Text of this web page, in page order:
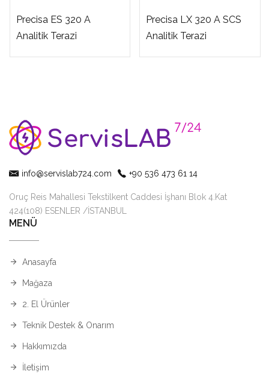
Precisa ES 320 A
Analitik Terazi
Precisa LX 320 A SCS
Analitik Terazi
info@servislab724.com +90 536 473 61 14
Oruç Reis Mahallesi Tekstilkent Caddesi İşhanı Blok 4.Kat
424(108) ESENLER /İSTANBUL
MENÜ
Anasayfa
Mağaza
2. El Ürünler
Teknik Destek & Onarım
Hakkımızda
İletişim